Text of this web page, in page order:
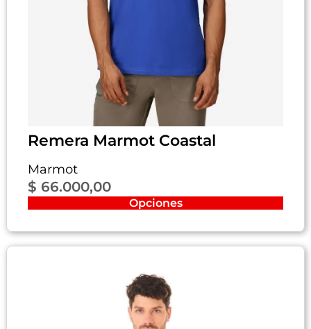
Remera Marmot Coastal
Marmot
$ 66.000,00
Opciones